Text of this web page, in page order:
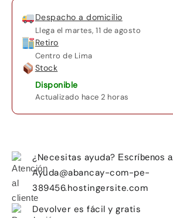
16GB
RAM
4060
Despacho a domicilio
Llega el martes, 11 de agosto
Retiro
Centro de Lima
Stock
Disponible
Actualizado hace 2 horas
¿Necesitas ayuda? Escríbenos a
Ayuda@abancay-com-pe-
389456.hostingersite.com
Devolver es fácil y gratis